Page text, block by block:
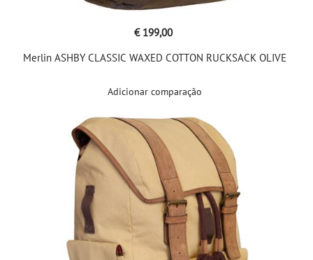
€ 199,00
Merlin ASHBY CLASSIC WAXED COTTON RUCKSACK OLIVE
Adicionar comparação